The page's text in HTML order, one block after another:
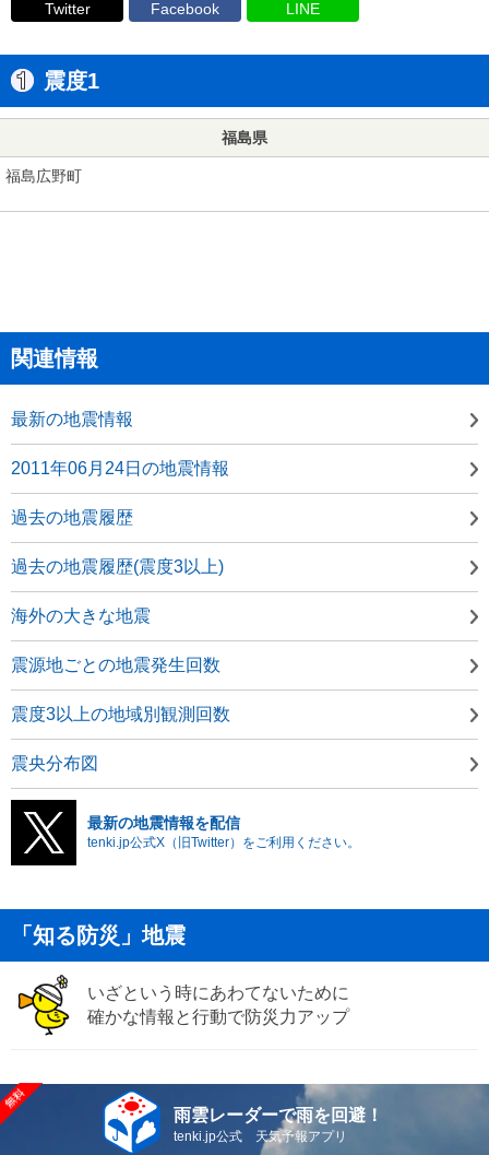
Twitter Facebook LINE
震度1
福島県
福島広野町
関連情報
最新の地震情報
2011年06月24日の地震情報
過去の地震履歴
過去の地震履歴(震度3以上)
海外の大きな地震
震源地ごとの地震発生回数
震度3以上の地域別観測回数
震央分布図
最新の地震情報を配信
tenki.jp公式X（旧Twitter）をご利用ください。
「知る防災」地震
いざという時にあわてないために
確かな情報と行動で防災力アップ
雨雲レーダーで雨を回避！
tenki.jp公式 天気予報アプリ